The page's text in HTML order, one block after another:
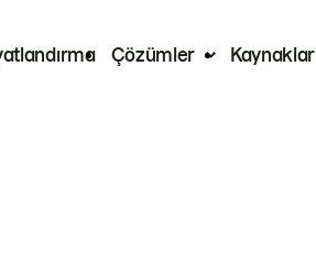
Çözümler Kaynaklar